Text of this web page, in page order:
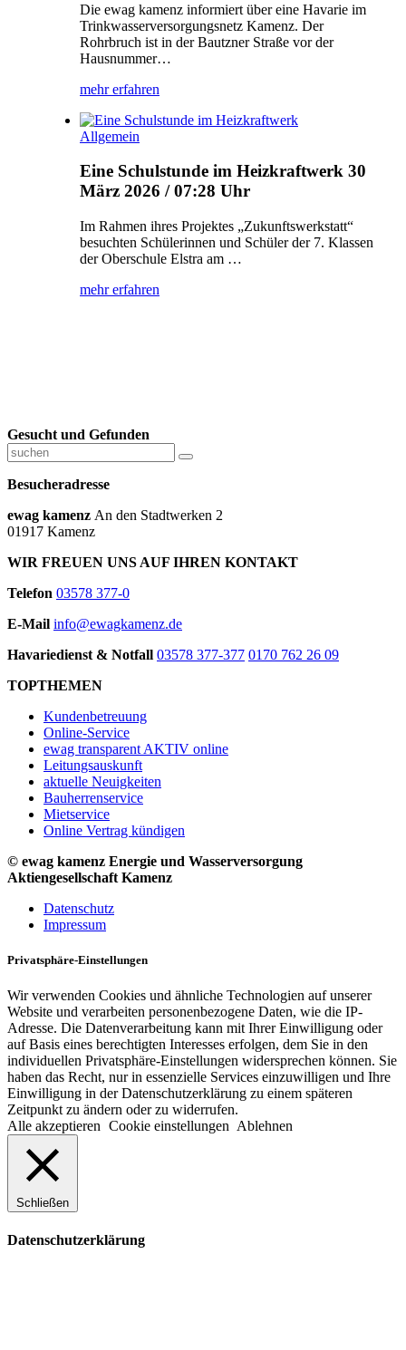
Die ewag kamenz informiert über eine Havarie im
Trinkwasserversorgungsnetz Kamenz. Der
Rohrbruch ist in der Bautzner Straße vor der
Hausnummer…
mehr erfahren
Allgemein
Eine Schulstunde im Heizkraftwerk 30
März 2026 / 07:28 Uhr
Im Rahmen ihres Projektes „Zukunftswerkstatt“
besuchten Schülerinnen und Schüler der 7. Klassen
der Oberschule Elstra am …
mehr erfahren
Gesucht und Gefunden
Besucheradresse
ewag kamenz An den Stadtwerken 2
01917 Kamenz
WIR FREUEN UNS AUF IHREN KONTAKT
Telefon 03578 377-0
E-Mail info@ewagkamenz.de
Havariedienst & Notfall 03578 377-377 0170 762 26 09
TOPTHEMEN
Kundenbetreuung
Online-Service
ewag transparent AKTIV online
Leitungsauskunft
aktuelle Neuigkeiten
Bauherrenservice
Mietservice
Online Vertrag kündigen
© ewag kamenz Energie und Wasserversorgung
Aktiengesellschaft Kamenz
Datenschutz
Impressum
Privatsphäre-Einstellungen
Wir verwenden Cookies und ähnliche Technologien auf unserer
Website und verarbeiten personenbezogene Daten, wie die IP-
Adresse. Die Datenverarbeitung kann mit Ihrer Einwilligung oder
auf Basis eines berechtigten Interesses erfolgen, dem Sie in den
individuellen Privatsphäre-Einstellungen widersprechen können. Sie
haben das Recht, nur in essenzielle Services einzuwilligen und Ihre
Einwilligung in der Datenschutzerklärung zu einem späteren
Zeitpunkt zu ändern oder zu widerrufen.
Alle akzeptieren Cookie einstellungen Ablehnen
Schließen
Datenschutzerklärung